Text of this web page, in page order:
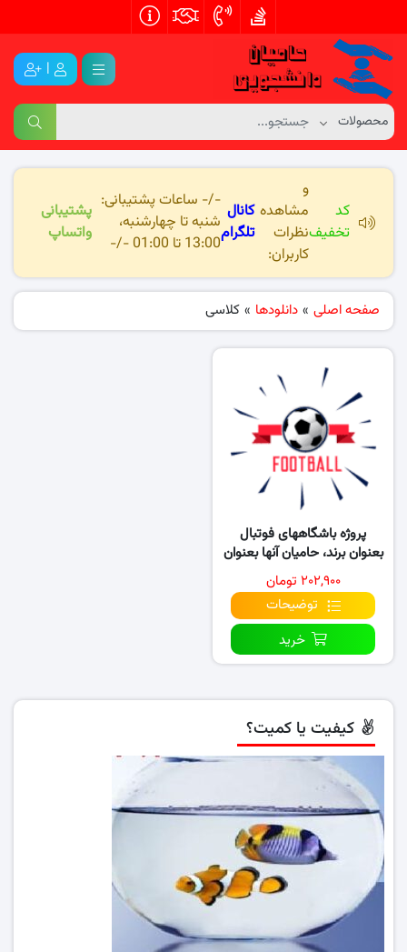
|
کد
تخفیف
و
مشاهده
نظرات
کاربران:
کانال
تلگرام
-/- ساعات پشتیبانی:
شنبه تا چهارشنبه،
13:00 تا 01:00 -/-
پشتیبانی
واتساپ
صفحه اصلی » دانلودها » کلاسی
پروژه باشگاههای فوتبال
بعنوان برند، حامیان آنها بعنوان
مصرف کننده
۲۰۲,۹۰۰ تومان
توضیحات
خرید
کیفیت یا کمیت؟